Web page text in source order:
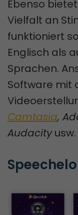
Ebenso
Vielfalt an
funktioniert
Englisch als
Sprachen.
Software mit
Camtasia,
Audacity